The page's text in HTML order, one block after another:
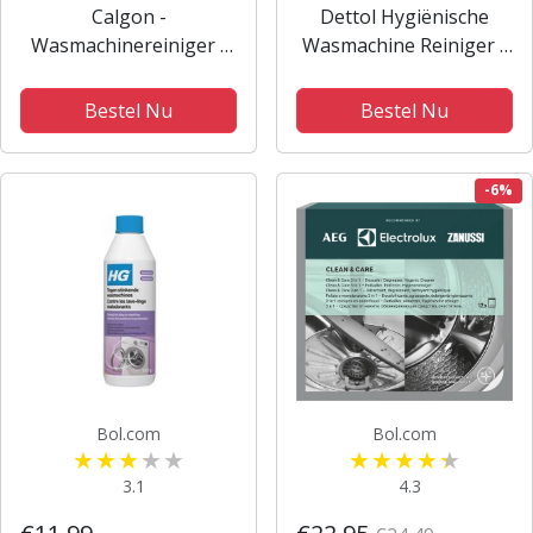
Calgon -
Wasmachinereiniger -
/ Wasmiddelresten /
Geuren - 2.25 L- 45
Wasbeurten
Bestel Nu
Dettol Hygiënische
Wasmachine Reiniger -
Bestel Nu
Bol.com
3.1
-6%
Bol.com
4.3